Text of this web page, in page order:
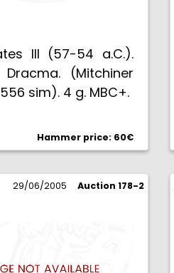
III (57-54 a.C.).
Dracma. (Mitchiner
sim). 4 g. MBC+.
Hammer price: 60€
29/06/2005 Auction 178-2